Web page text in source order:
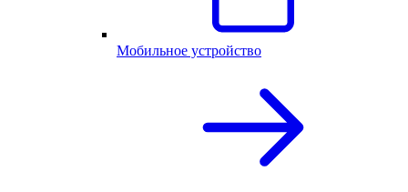
Мобильное устройство